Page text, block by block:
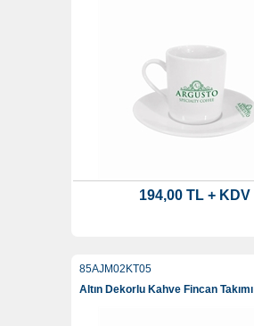
194,00 TL + KDV
85AJM02KT05
Altın Dekorlu Kahve Fincan Takımı